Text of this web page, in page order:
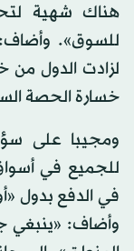
هناك شهية
للسوق».
لزادت الدول من
خسارة الحصة
ومجيبا على
للجميع في
في الدفع بدول
وأضاف: «ينبغي